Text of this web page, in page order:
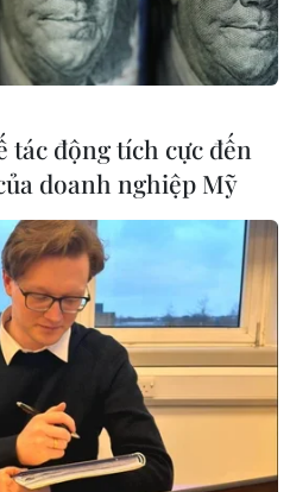
MỤC
bình
kiến
tác động tích cực đến
doanh nghiệp Mỹ